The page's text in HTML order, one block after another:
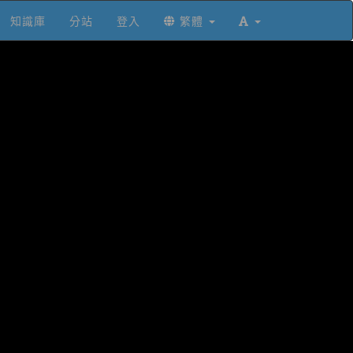
知識庫 分站 登入 繁體